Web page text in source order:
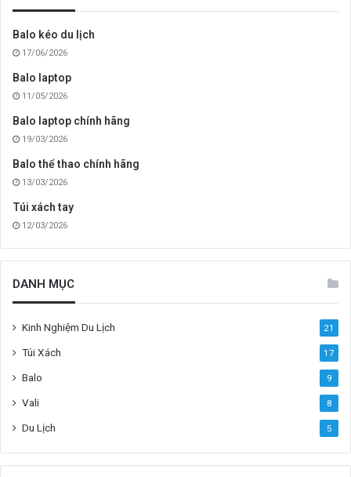
Balo kéo du lịch
17/06/2026
Balo laptop
11/05/2026
Balo laptop chính hãng
19/03/2026
Balo thể thao chính hãng
13/03/2026
Túi xách tay
12/03/2026
DANH MỤC
Kinh Nghiệm Du Lịch 21
Túi Xách 17
Balo 9
Vali 8
Du Lịch 5